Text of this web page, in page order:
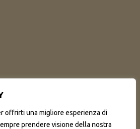
offrirti una migliore esperienza di
prendere visione della nostra
95121